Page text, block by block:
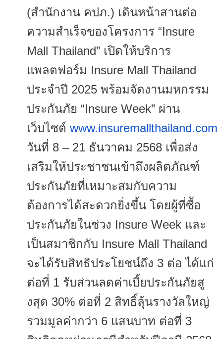
(สำนักงาน คปภ.) เดินหน้าสานต่อ
ความสำเร็จของโครงการ “Insure
Mall Thailand” เปิดให้บริการ
แพลตฟอร์ม Insure Mall Thailand
ประจำปี 2025 พร้อมจัดงานมหกรรม
ประกันภัย “Insure Week” ผ่าน
เว็บไซต์www.insuremallthailand.com
วันที่ 8 – 21 ธันวาคม 2568 เพื่อส่ง
เสริมให้ประชาชนเข้าถึงผลิตภัณฑ์
ประกันภัยที่เหมาะสมกับความ
ต้องการได้สะดวกยิ่งขึ้น โดยผู้ที่ซื้อ
ประกันภัยในช่วง Insure Week และ
เป็นสมาชิกกับ Insure Mall Thailand
จะได้รับสิทธิประโยชน์ถึง 3 ต่อ ได้แก่
ต่อที่ 1 รับส่วนลดค่าเบี้ยประกันภัยสู
งสุด 30% ต่อที่ 2 สิทธิ์ลุ้นรางวัลใหญ่
รวมมูลค่ากว่า 6 แสนบาท ต่อที่ 3